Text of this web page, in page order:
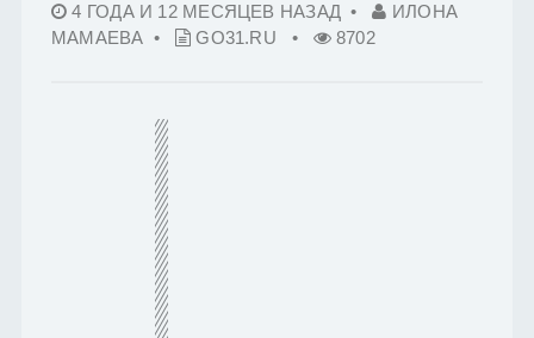
4 ГОДА И 12 МЕСЯЦЕВ НАЗАД •
ИЛОНА
МАМАЕВА •
GO31.RU • 8702